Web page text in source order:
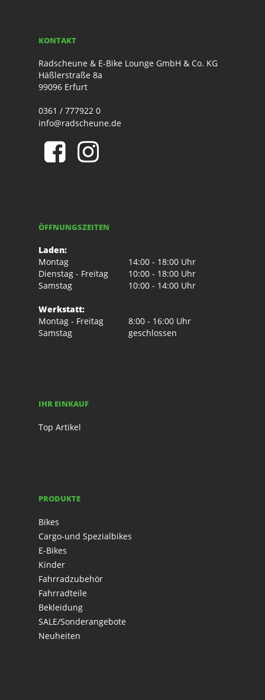
KONTAKT
Radscheune & E-Bike Lounge GmbH & Co. KG
Häßlerstraße 8a
99096 Erfurt
0361 / 777922 0
info@radscheune.de
ÖFFNUNGSZEITEN
Laden:
Montag
14:00 - 18:00 Uhr
Dienstag - Freitag
10:00 - 18:00 Uhr
Samstag
10:00 - 14:00 Uhr
Werkstatt:
Montag - Freitag
8:00 - 16:00 Uhr
Samstag
geschlossen
IHR EINKAUF
Top Artikel
PRODUKTE
Bikes
Cargo-und Spezialbikes
E-Bikes
Kinder
Fahrradzubehör
Fahrradteile
Bekleidung
SALE/Sonderangebote
Neuheiten